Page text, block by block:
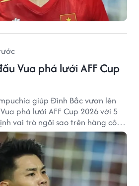
Vua phá lưới AFF Cup
giúp Đình Bắc vươn lên
phá lưới AFF Cup 2026 với 5
vai trò ngôi sao trên hàng công